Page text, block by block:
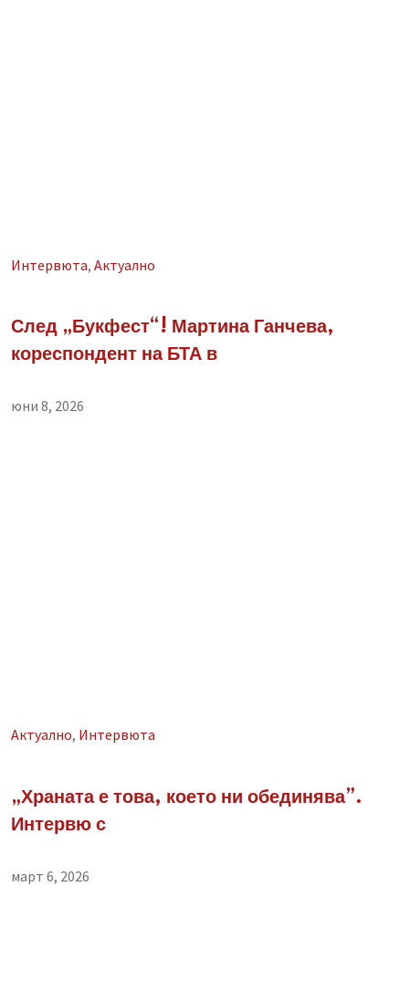
Интервюта, Aктуално
След „Букфест“! Мартина Ганчева,
кореспондент на БТА в
юни 8, 2026
Aктуално, Интервюта
„Храната е това, което ни обединява”.
Интервю с
март 6, 2026